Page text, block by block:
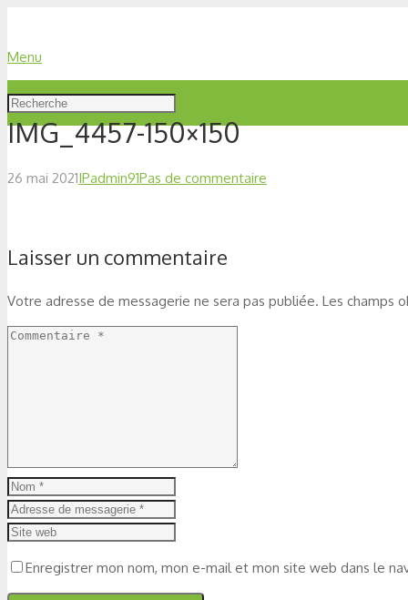
Menu
IMG_4457-150×150
26 mai 2021IPadmin91Pas de commentaire
Laisser un commentaire
Votre adresse de messagerie ne sera pas publiée. Les champs
Enregistrer mon nom, mon e-mail et mon site web dans le